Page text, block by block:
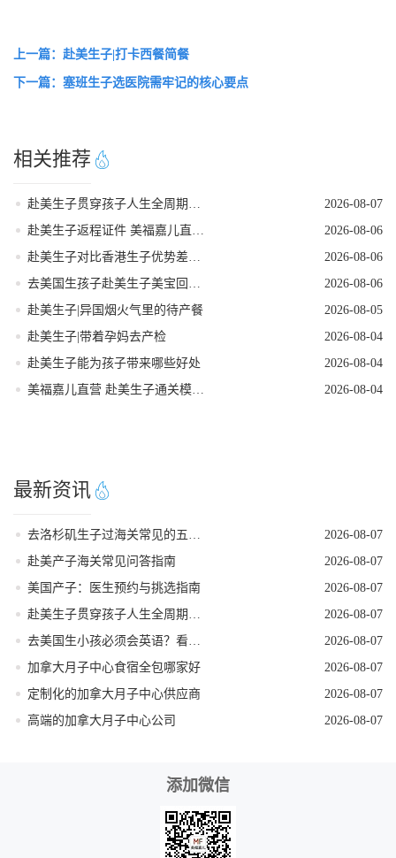
上一篇：赴美生子|打卡西餐简餐
下一篇：塞班生子选医院需牢记的核心要点
相关推荐
赴美生子贯穿孩子人生全周期的身份红利
2026-08-07
赴美生子返程证件 美福嘉儿直营核对清单
2026-08-06
赴美生子对比香港生子优势差距全面分析
2026-08-06
去美国生孩子赴美生子美宝回国落户流程
2026-08-06
赴美生子|异国烟火气里的待产餐
2026-08-05
赴美生子|带着孕妈去产检
2026-08-04
赴美生子能为孩子带来哪些好处
2026-08-04
美福嘉儿直营 赴美生子通关模拟问答
2026-08-04
最新资讯
去洛杉矶生子过海关常见的五个遣返原因
2026-08-07
赴美产子海关常见问答指南
2026-08-07
美国产子：医生预约与挑选指南
2026-08-07
赴美生子贯穿孩子人生全周期的身份红利
2026-08-07
去美国生小孩必须会英语？看完这篇就不焦虑了
2026-08-07
加拿大月子中心食宿全包哪家好
2026-08-07
定制化的加拿大月子中心供应商
2026-08-07
高端的加拿大月子中心公司
2026-08-07
添加微信